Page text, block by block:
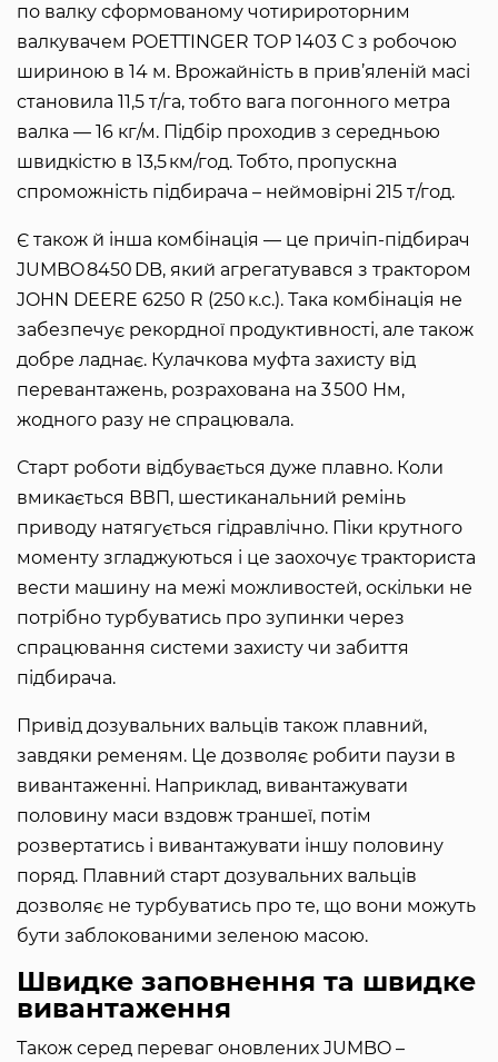
по валку сформованому чотирироторним
валкувачем POETTINGER ТОР 1403 С з робочою
шириною в 14 м. Врожайність в прив’яленій масі
становила 11,5 т/га, тобто вага погонного метра
валка — 16 кг/м. Підбір проходив з середньою
швидкістю в 13,5 км/год. Тобто, пропускна
спроможність підбирача – неймовірні 215 т/год.
Є також й інша комбінація — це причіп-підбирач
JUMBO 8450 DB, який агрегатувався з трактором
JOHN DEERE 6250 R (250 к.с.). Така комбінація не
забезпечує рекордної продуктивності, але також
добре ладнає. Кулачкова муфта захисту від
перевантажень, розрахована на 3 500 Нм,
жодного разу не спрацювала.
Старт роботи відбувається дуже плавно. Коли
вмикається ВВП, шестиканальний ремінь
приводу натягується гідравлічно. Піки крутного
моменту згладжуються і це заохочує тракториста
вести машину на межі можливостей, оскільки не
потрібно турбуватись про зупинки через
спрацювання системи захисту чи забиття
підбирача.
Привід дозувальних вальців також плавний,
завдяки ременям. Це дозволяє робити паузи в
вивантаженні. Наприклад, вивантажувати
половину маси вздовж траншеї, потім
розвертатись і вивантажувати іншу половину
поряд. Плавний старт дозувальних вальців
дозволяє не турбуватись про те, що вони можуть
бути заблокованими зеленою масою.
Швидке заповнення та швидке
вивантаження
Також серед переваг оновлених JUMBO –